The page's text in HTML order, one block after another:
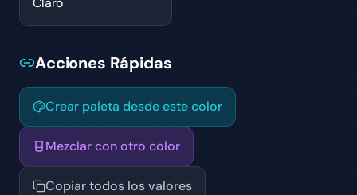
Acciones Rápidas
Crear paleta desde este color
Mezclar con otro color
Copiar todos los valores